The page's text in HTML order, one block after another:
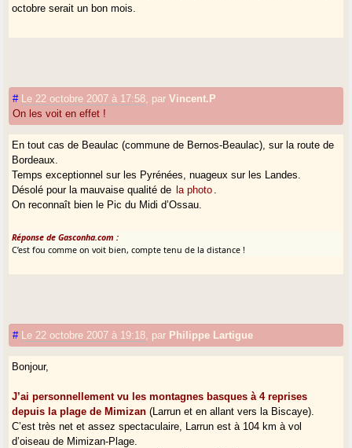
octobre serait un bon mois.
# Le 22 octobre 2007 à 17:58 parVincent.P
On les voit en effet !
En tout cas de Beaulac (commune de Bernos-Beaulac), sur la route de
Bordeaux.
Temps exceptionnel sur les Pyrénées, nuageux sur les Landes.
Désolé pour la mauvaise qualité de la photo
On reconnaît bien le Pic du Midi d’Ossau.
Réponse de Gasconha.com :
C’est fou comme on voit bien, compte tenu de la distance !
# Le 22 octobre 2007 à 19:18 par Philippe Lartigue
Bonjour,
J’ai personnellement vu les montagnes basques à 4 reprises
depuis la plage de Mimizan (Larrun et en allant vers la Biscaye).
C’est très net et assez spectaculaire, Larrun est à 104 km à vol
d’oiseau de Mimizan-Plage.